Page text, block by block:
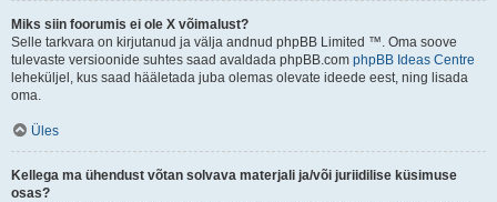
Miks siin foorumis ei ole X võimalust?
Selle tarkvara on kirjutanud ja välja andnud phpBB Limited ™. Oma soove
tulevaste versioonide suhtes saad avaldada phpBB.com phpBB Ideas Centre
leheküljel, kus saad hääletada juba olemas olevate ideede eest, ning lisada
oma.
Üles
Kellega ma ühendust võtan solvava materjali ja/või juriidilise küsimuse
osas?